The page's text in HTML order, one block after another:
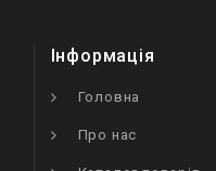
Інформація
Головна
Про нас